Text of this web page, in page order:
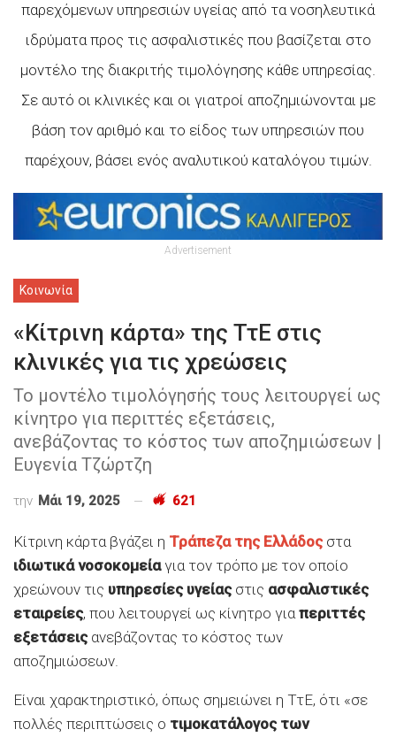
παρεχόμενων υπηρεσιών υγείας από τα νοσηλευτικά
ιδρύματα προς τις ασφαλιστικές που βασίζεται στο
μοντέλο της διακριτής τιμολόγησης κάθε υπηρεσίας.
Σε αυτό οι κλινικές και οι γιατροί αποζημιώνονται με
βάση τον αριθμό και το είδος των υπηρεσιών που
παρέχουν, βάσει ενός αναλυτικού καταλόγου τιμών.
Advertisement
Κοινωνία
«Κίτρινη κάρτα» της ΤτΕ στις
κλινικές για τις χρεώσεις
Το μοντέλο τιμολόγησής τους λειτουργεί ως
κίνητρο για περιττές εξετάσεις,
ανεβάζοντας το κόστος των αποζημιώσεων |
Ευγενία Τζώρτζη
την Μάι 19, 2025 621
Κίτρινη κάρτα βγάζει η Τράπεζα της Ελλάδοςστα
ιδιωτικά νοσοκομείαγια τον τρόπο με τον οποίο
χρεώνουν τις υπηρεσίες υγείαςστις ασφαλιστικές
εταιρείες, που λειτουργεί ως κίνητρο για περιττές
εξετάσειςανεβάζοντας το κόστος των
αποζημιώσεων.
Είναι χαρακτηριστικό, όπως σημειώνει η ΤτΕ, ότι «σε
πολλές περιπτώσεις ο τιμοκατάλογος των